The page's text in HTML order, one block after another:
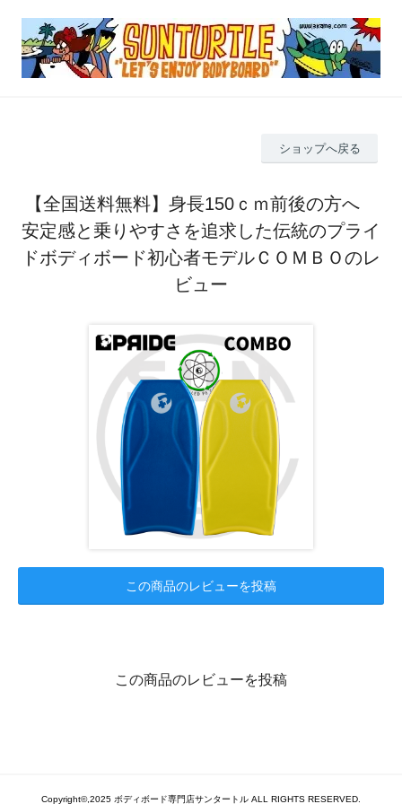
ショップへ戻る
【全国送料無料】身長150ｃｍ前後の方へ
安定感と乗りやすさを追求した伝統のプライ
ドボディボード初心者モデルＣＯＭＢＯのレ
ビュー
この商品のレビューを投稿
この商品のレビューを投稿
Copyright©,2025 ボディボード専門店サンタートル ALL RIGHTS RESERVED.